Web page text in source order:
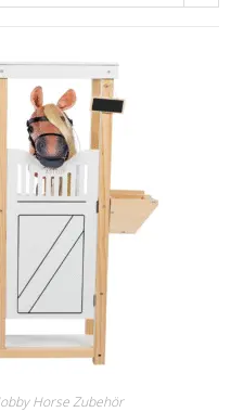
Horse Zubehör